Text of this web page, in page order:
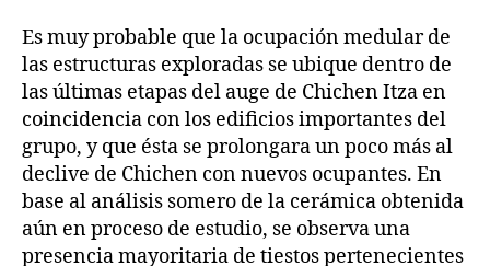
Es muy probable que la ocupación medular de
las estructuras exploradas se ubique dentro de
las últimas etapas del auge de Chichen Itza en
coincidencia con los edificios importantes del
grupo, y que ésta se prolongara un poco más al
declive de Chichen con nuevos ocupantes. En
base al análisis somero de la cerámica obtenida
aún en proceso de estudio, se observa una
presencia mayoritaria de tiestos pertenecientes